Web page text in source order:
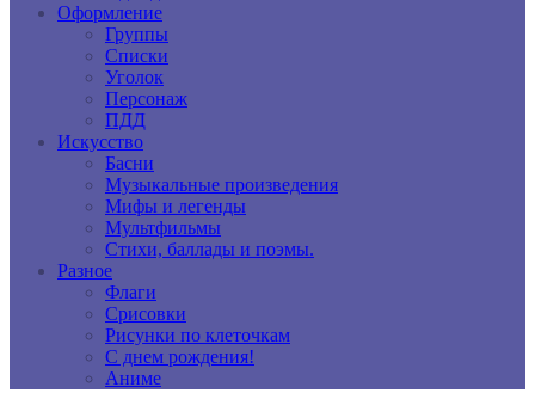
Оформление
Группы
Списки
Уголок
Персонаж
ПДД
Искусство
Басни
Музыкальные произведения
Мифы и легенды
Мультфильмы
Стихи, баллады и поэмы.
Разное
Флаги
Срисовки
Рисунки по клеточкам
С днем рождения!
Аниме